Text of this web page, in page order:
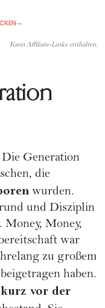
→
Kann Affiliate-Links enthalten.
Die Generation
die
wurden.
und Disziplin
Money, Money,
war
zu großem
beigetragen haben.
vor der